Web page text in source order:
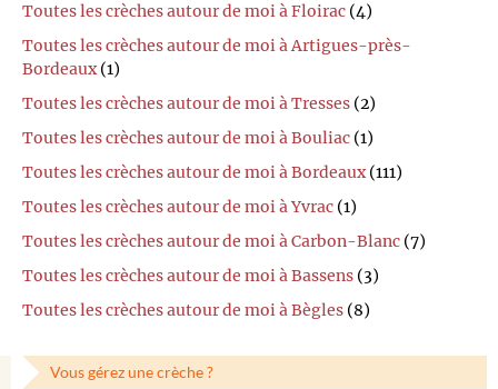
Toutes les crèches autour de moi à Floirac (4)
Toutes les crèches autour de moi à Artigues-près-
Bordeaux(1)
Toutes les crèches autour de moi à Tresses (2)
Toutes les crèches autour de moi à Bouliac (1)
Toutes les crèches autour de moi à Bordeaux(111)
Toutes les crèches autour de moi à Yvrac (1)
Toutes les crèches autour de moi à Carbon-Blanc (7)
Toutes les crèches autour de moi à Bassens (3)
Toutes les crèches autour de moi à Bègles (8)
Vous gérez une crèche ?